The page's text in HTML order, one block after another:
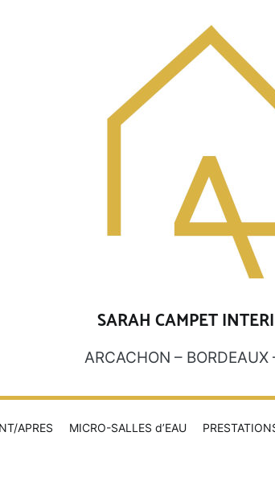
SARAH CAMPET
ARCACHON – BORDEAUX
APRES MICRO-SALLES d’EAU